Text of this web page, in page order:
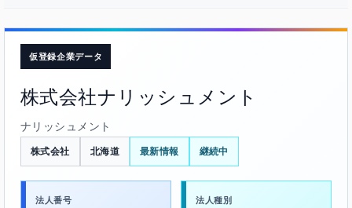
仮登録企業データ
株式会社ナリッシュメント
ナリッシュメント
株式会社 北海道 最新情報 継続中
法人番号 法人種別